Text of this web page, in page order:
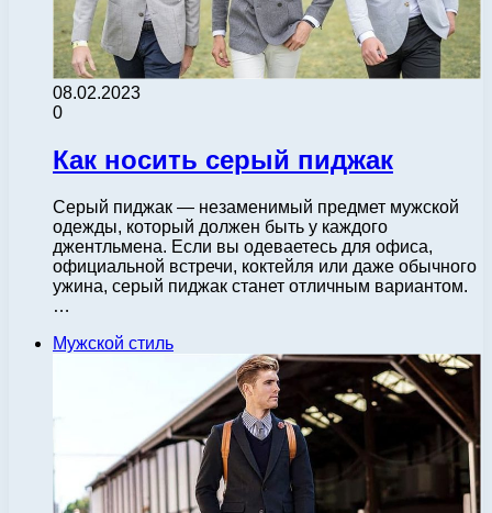
08.02.2023
0
Как носить серый пиджак
Серый пиджак — незаменимый предмет мужской
одежды, который должен быть у каждого
джентльмена. Если вы одеваетесь для офиса,
официальной встречи, коктейля или даже обычного
ужина, серый пиджак станет отличным вариантом.
…
Мужской стиль